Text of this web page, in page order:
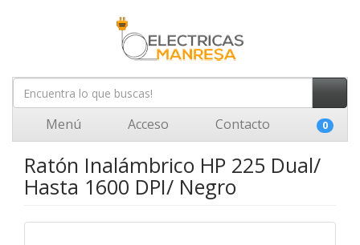
Menú Acceso Contacto 0
Ratón Inalámbrico HP 225 Dual/
Hasta 1600 DPI/ Negro